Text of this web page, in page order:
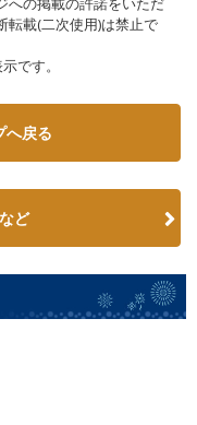
転載(二次使用)は禁止で
です。
へ戻る
ど